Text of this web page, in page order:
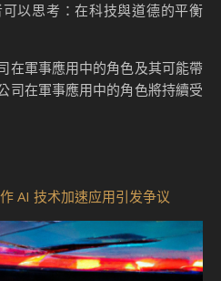
以思考：在科技與道德的平衡
在軍事應用中的角色及其可能帶
司在軍事應用中的角色將持續受
AI 技术加速应用引发争议